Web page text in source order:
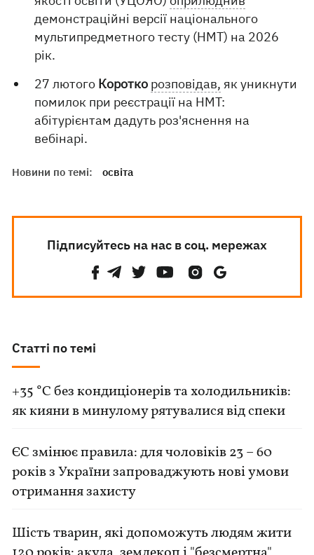
демонстраційні версії національного
мультипредметного тесту (НМТ) на 2026
рік.
27 лютого Коротко розповідав, як уникнути
помилок при реєстрації на НМТ:
абітурієнтам дадуть роз'яснення на
вебінарі.
Новини по темі: освіта
Підписуйтесь на нас в соц. мережах
Статті по темі
+35 °C без кондиціонерів та холодильників:
як кияни в минулому рятувалися від спеки
ЄС змінює правила: для чоловіків 23 – 60
років з України запроваджують нові умови
отримання захисту
Шість тварин, які допоможуть людям жити